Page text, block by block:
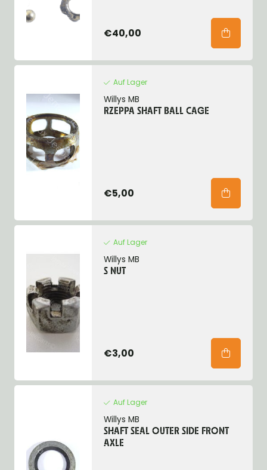
€40,00
Auf Lager
Willys MB
RZEPPA SHAFT BALL CAGE
€5,00
Auf Lager
Willys MB
S NUT
€3,00
Auf Lager
Willys MB
SHAFT SEAL OUTER SIDE FRONT
AXLE